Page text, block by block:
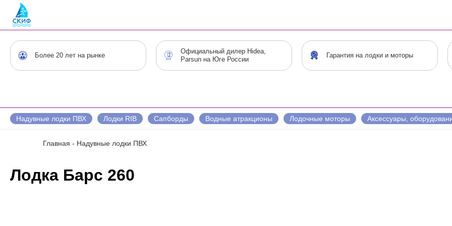
Более 20 лет на рынке
Официальный дилер Hidea,
Parsun на Юге России
Гарантия на лодки и моторы
Надувные лодки ПВХ Лодки RIB Сапборды Водные атракционы Лодочные моторы Аксессуары,
Главная - Надувные лодки ПВХ
Лодка Барс 260